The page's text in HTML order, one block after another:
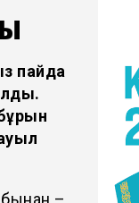
пайда